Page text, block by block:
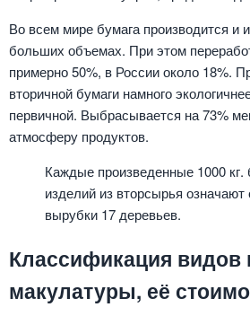
Во всем мире бумага производится и
больших объемах. При этом
примерно 50%, в России около 18%.
вторичной бумаги намного
первичной. Выбрасывается на 73%
атмосферу продуктов.
Каждые произведенные 1000
изделий из вторсырья означают
вырубки 17 деревьев.
Классификация видов
макулатуры, её